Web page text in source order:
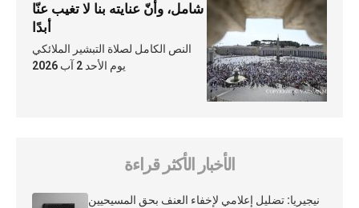
شامل، وأنّ عنايته بنا لا تغيب عنّا
أبدًا
النص الكامل لصلاة التبشير الملائكي
يوم الأحد 2 آب 2026
الأخبار الأكثر قراءة
نيجيريا: تضليل إعلامي لإخفاء العنف بحق المسيحيين